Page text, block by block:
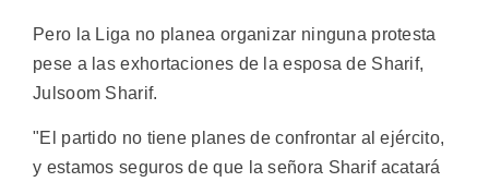
Pero la Liga no planea organizar ninguna protesta
pese a las exhortaciones de la esposa de Sharif,
Julsoom Sharif.
"El partido no tiene planes de confrontar al ejército,
y estamos seguros de que la señora Sharif acatará